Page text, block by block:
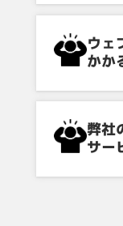
ウェ
かか
弊社
サー